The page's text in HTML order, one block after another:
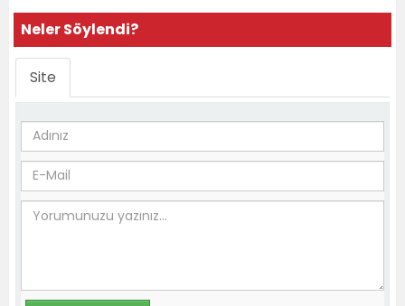
Neler Söylendi?
Site